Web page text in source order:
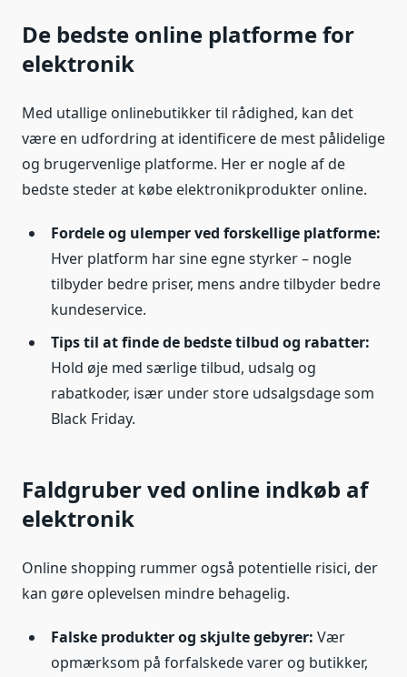
De bedste online platforme for
elektronik
Med utallige onlinebutikker til rådighed, kan det
være en udfordring at identificere de mest pålidelige
og brugervenlige platforme. Her er nogle af de
bedste steder at købe elektronikprodukter online.
Fordele og ulemper ved forskellige platforme:
Hver platform har sine egne styrker – nogle
tilbyder bedre priser, mens andre tilbyder bedre
kundeservice.
Tips til at finde de bedste tilbud og rabatter:
Hold øje med særlige tilbud, udsalg og
rabatkoder, især under store udsalgsdage som
Black Friday.
Faldgruber ved online indkøb af
elektronik
Online shopping rummer også potentielle risici, der
kan gøre oplevelsen mindre behagelig.
Falske produkter og skjulte gebyrer: Vær
opmærksom på forfalskede varer og butikker,